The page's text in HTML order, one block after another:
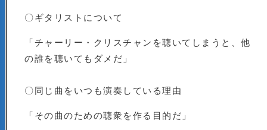
〇ギタリストについて
「チャーリー・クリスチャンを聴いてしまうと、他
の誰を聴いてもダメだ」
〇同じ曲をいつも演奏している理由
「その曲のための聴衆を作る目的だ」